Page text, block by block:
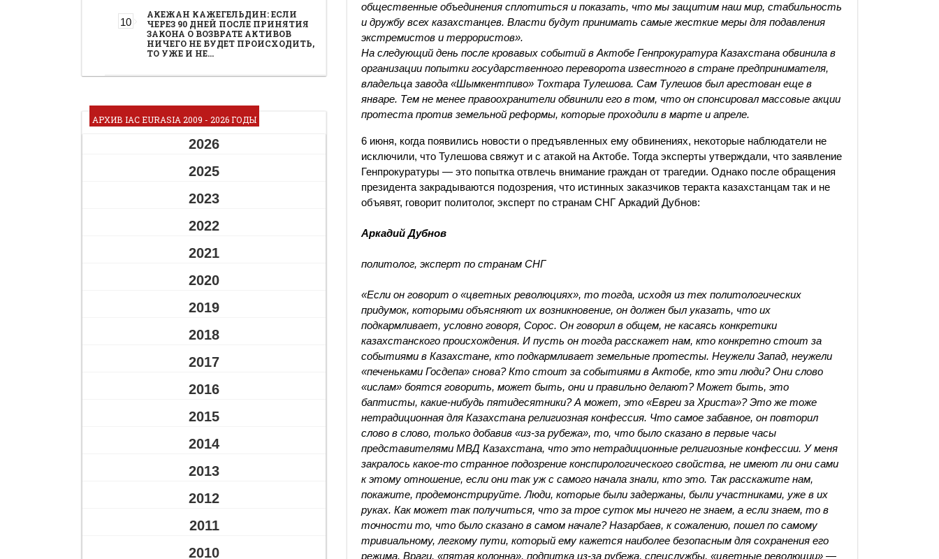
АКЕЖАН КАЖЕГЕЛЬДИН: ЕСЛИ
ЧЕРЕЗ 90 ДНЕЙ ПОСЛЕ ПРИНЯТИЯ
ЗАКОНА О ВОЗВРАТЕ АКТИВОВ
НИЧЕГО НЕ БУДЕТ ПРОИСХОДИТЬ,
ТО УЖЕ И НЕ…
АРХИВ IAC EURASIA 2009 - 2026 ГОДЫ
2026
2025
2023
2022
2021
2020
2019
2018
2017
2016
2015
2014
2013
2012
2011
2010
общественные объединения сплотиться и показать, что мы защитим наш мир, стабильность
и дружбу всех казахстанцев. Власти будут принимать самые жесткие меры для подавления
экстремистов и террористов».
На следующий день после кровавых событий в Актобе Генпрокуратура Казахстана обвинила в
организации попытки государственного переворота известного в стране предпринимателя,
владельца завода «Шымкентпиво» Тохтара Тулешова. Сам Тулешов был арестован еще в
январе. Тем не менее правоохранители обвинили его в том, что он спонсировал массовые акции
протеста против земельной реформы, которые проходили в марте и апреле.
6 июня, когда появились новости о предъявленных ему обвинениях, некоторые наблюдатели не
исключили, что Тулешова свяжут и с атакой на Актобе. Тогда эксперты утверждали, что заявление
Генпрокуратуры — это попытка отвлечь внимание граждан от трагедии. Однако после обращения
президента закрадываются подозрения, что истинных заказчиков теракта казахстанцам так и не
объявят, говорит политолог, эксперт по странам СНГ Аркадий Дубнов:
Аркадий Дубнов
политолог, эксперт по странам СНГ
«Если он говорит о «цветных революциях», то тогда, исходя из тех политологических
придумок, которыми объясняют их возникновение, он должен был указать, что их
подкармливает, условно говоря, Сорос. Он говорил в общем, не касаясь конкретики
казахстанского происхождения. И пусть он тогда расскажет нам, кто конкретно стоит за
событиями в Казахстане, кто подкармливает земельные протесты. Неужели Запад, неужели
«печеньками Госдепа» снова? Кто стоит за событиями в Актобе, кто эти люди? Они слово
«ислам» боятся говорить, может быть, они и правильно делают? Может быть, это
баптисты, какие-нибудь пятидесятники? А может, это «Евреи за Христа»? Это же тоже
нетрадиционная для Казахстана религиозная конфессия. Что самое забавное, он повторил
слово в слово, только добавив «из-за рубежа», то, что было сказано в первые часы
представителями МВД Казахстана, что это нетрадиционные религиозные конфессии. У меня
закралось какое-то странное подозрение конспирологического свойства, не имеют ли они сами
к этому отношение, если они так уж с самого начала знали, кто это. Так расскажите нам,
покажите, продемонстрируйте. Люди, которые были задержаны, были участниками, уже в их
руках. Как может так получиться, что за трое суток мы ничего не знаем, а если знаем, то в
точности то, что было сказано в самом начале? Назарбаев, к сожалению, пошел по самому
тривиальному, легкому пути, который ему кажется наиболее безопасным для сохранения его
режима. Враги, «пятая колонна», подпитка из-за рубежа, спецслужбы, «цветные революции» —